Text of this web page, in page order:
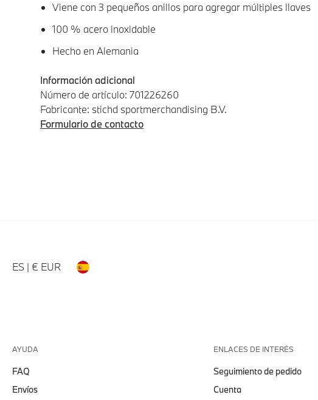
Viene con 3 pequeños anillos para agregar múltiples llaves
100 % acero inoxidable
Hecho en Alemania
Información adicional
Número de artículo: 701226260
Fabricante: stichd sportmerchandising B.V.
Formulario de contacto
ES | € EUR
AYUDA
FAQ
Envíos
ENLACES DE INTERÉS
Seguimiento de pedido
Cuenta